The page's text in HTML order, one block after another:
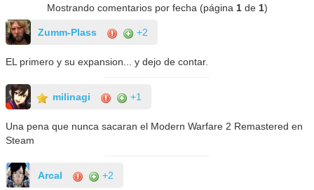
Mostrando comentarios por fecha (página 1de 1)
Zumm-Plass +2
EL primero y su expansion... y dejo de contar.
milinagi +1
Una pena que nunca sacaran el Modern Warfare 2 Remastered en
Steam
Arcal +2